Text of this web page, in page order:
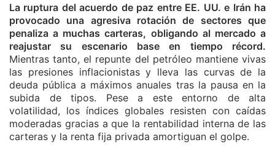
La ruptura del acuerdo de paz entre EE. UU. e Irán ha
provocado una agresiva rotación de sectores que
penaliza a muchas carteras, obligando al mercado a
reajustar su escenario base en tiempo récord.
Mientras tanto, el repunte del petróleo mantiene vivas
las presiones inflacionistas y lleva las curvas de la
deuda pública a máximos anuales tras la pausa en la
subida de tipos. Pese a este entorno de alta
volatilidad, los índices globales resisten con caídas
moderadas gracias a que la rentabilidad interna de las
carteras y la renta fija privada amortiguan el golpe.